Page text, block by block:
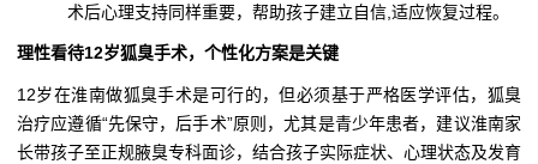
术后心理支持同样重要，帮助孩子建立自信,适应恢复过程。
理性看待12岁狐臭手术，个性化方案是关键
12岁在淮南做狐臭手术是可行的，但必须基于严格医学评估，狐臭
治疗应遵循“先保守，后手术”原则，尤其是青少年患者，建议淮南家
长带孩子至正规腋臭专科面诊，结合孩子实际症状、心理状态及发育